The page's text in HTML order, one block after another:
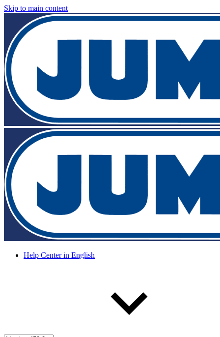
Skip to main content
Help Center in English